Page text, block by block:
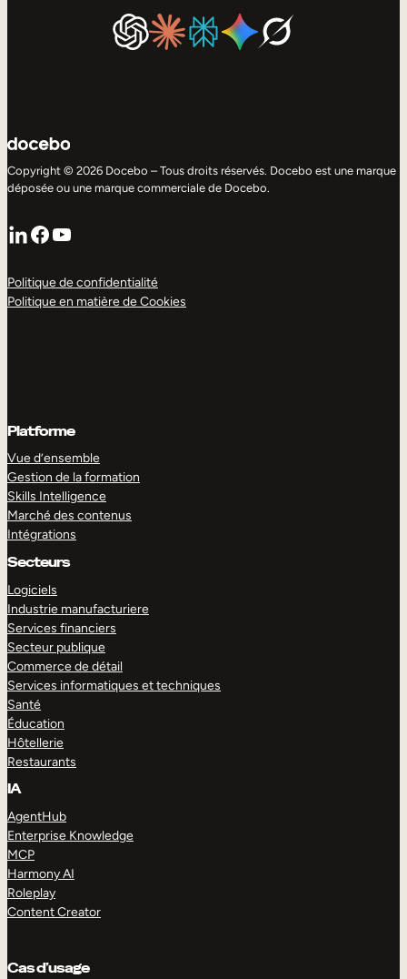
Copyright © 2026 Docebo – Tous droits réservés. Docebo est une marque
déposée ou une marque commerciale de Docebo.
LinkedIn
Facebook
YouTube
Politique de confidentialité
Politique en matière de Cookies
Platforme
Vue d’ensemble
Gestion de la formation
Skills Intelligence
Marché des contenus
Intégrations
Secteurs
Logiciels
Industrie manufacturiere
Services financiers
Secteur publique
Commerce de détail
Services informatiques et techniques
Santé
Éducation
Hôtellerie
Restaurants
IA
AgentHub
Enterprise Knowledge
MCP
Harmony AI
Roleplay
Content Creator
Cas d’usage